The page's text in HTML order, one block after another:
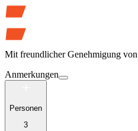
Mit freundlicher Genehmigung von
Anmerkungen
Personen
3